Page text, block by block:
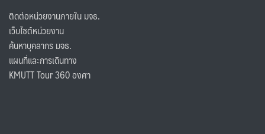
ติดต่อหน่วยงานภายใน มจธ.
เว็บไซต์หน่วยงาน
ค้นหาบุคลากร มจธ.
แผนที่และการเดินทาง
KMUTT Tour 360 องศา